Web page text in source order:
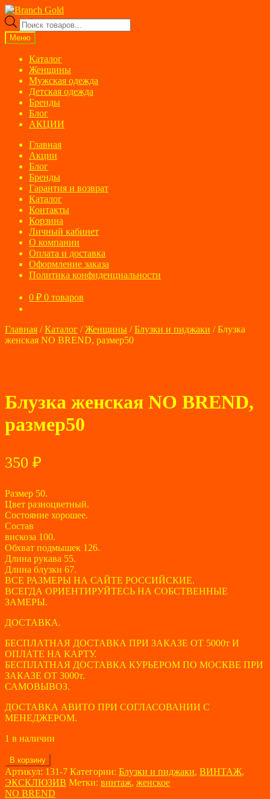
Перейти
к
навигации
Перейти
к
содержимому
Поиск
товаров
Меню
Каталог
Женщины
Мужская одежда
Детская одежда
Бренды
Блог
АКЦИИ
Главная
Акции
Блог
Бренды
Гарантия и возврат
Каталог
Контакты
Корзина
Личный кабинет
О компании
Оплата и доставка
Оформление заказа
Политика конфиденциальности
0 ₽ 0 товаров
Главная /Каталог /Женщины /Блузки и пиджаки /Блузка
женская NO BREND, размер50
Блузка женская NO BREND,
размер50
350 ₽
Размер 50.
Цвет разноцветный.
Состояние хорошее.
Состав
вискоза 100.
Обхват подмышек 126.
Длина рукава 55.
Длина блузки 67.
ВСЕ РАЗМЕРЫ НА САЙТЕ РОССИЙСКИЕ.
ВСЕГДА ОРИЕНТИРУЙТЕСЬ НА СОБСТВЕННЫЕ
ЗАМЕРЫ.
ДОСТАВКА.
БЕСПЛАТНАЯ ДОСТАВКА ПРИ ЗАКАЗЕ ОТ 5000т И
ОПЛАТЕ НА КАРТУ.
БЕСПЛАТНАЯ ДОСТАВКА КУРЬЕРОМ ПО МОСКВЕ ПРИ
ЗАКАЗЕ ОТ 3000т.
САМОВЫВОЗ.
ДОСТАВКА АВИТО ПРИ СОГЛАСОВАНИИ С
МЕНЕДЖЕРОМ.
1 в наличии
Количество
товара
Блузка
женская
В корзину
Артикул: 131-7 Категории: Блузки и пиджаки, ВИНТАЖ,
ЭКСКЛЮЗИВ Метки: винтаж, женское
NO BREND